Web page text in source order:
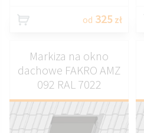
od 325 zł
Markiza na okno
dachowe FAKRO AMZ
092 RAL 7022